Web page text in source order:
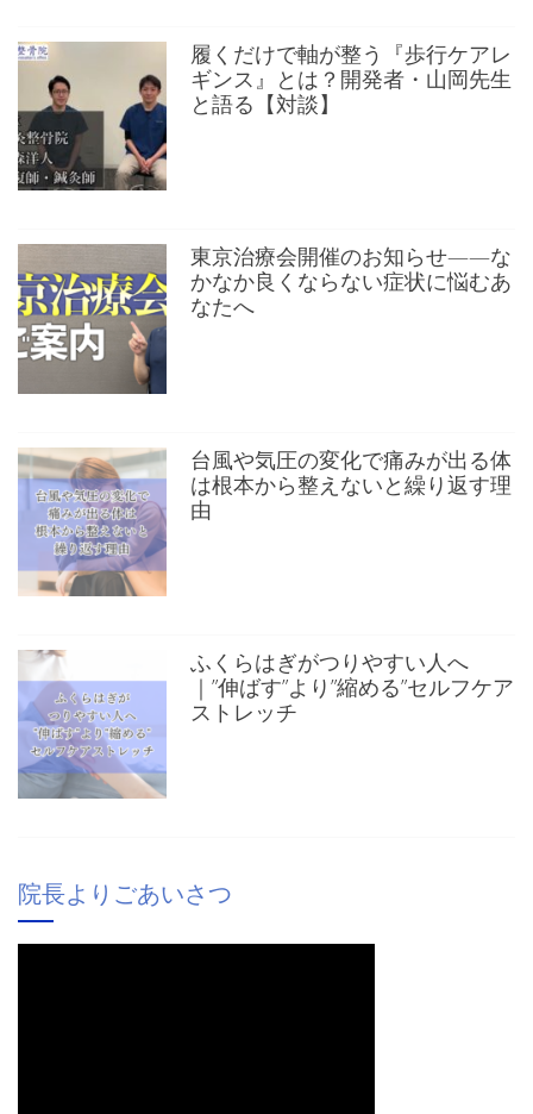
履くだけで軸が整う『歩行ケアレ
ギンス』とは？開発者・山岡先生
と語る【対談】
東京治療会開催のお知らせ——な
かなか良くならない症状に悩むあ
なたへ
台風や気圧の変化で痛みが出る体
は根本から整えないと繰り返す理
由
ふくらはぎがつりやすい人へ
｜”伸ばす”より”縮める”セルフケア
ストレッチ
院長よりごあいさつ